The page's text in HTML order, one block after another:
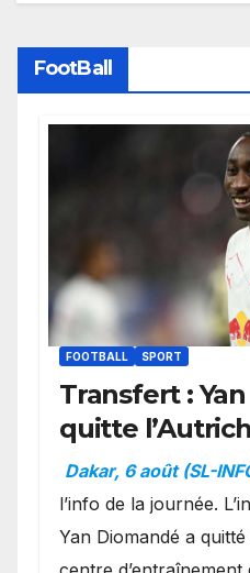
FootBall
FOOTBALL SPORT
Transfert :
quitte
direction de
Dakar, 6 août (SL-
l’info de la journée.
Yan Diomandé a